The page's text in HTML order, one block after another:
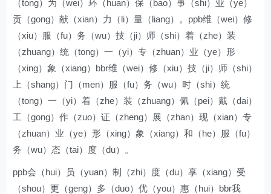
（tong）为（wei）环（huan）保（bao）事（shi）业（ye）
贡（gong）献（xian）力（li）量（liang）。ppb维（wei）修
（xiu）服（fu）务（wu）技（ji）师（shi）着（zhe）装
（zhuang）统（tong）一（yi）专（zhuan）业（ye）形
（xing）象（xiang）bbr维（wei）修（xiu）技（ji）师（shi）
上（shang）门（men）服（fu）务（wu）时（shi）统
（tong）一（yi）着（zhe）装（zhuang）佩（pei）戴（dai）
工（gong）作（zuo）证（zheng）展（zhan）现（xian）专
（zhuan）业（ye）形（xing）象（xiang）和（he）服（fu）
务（wu）态（tai）度（du）。
ppb会（hui）员（yuan）制（zhi）度（du）享（xiang）受
（shou）更（geng）多（duo）优（you）惠（hui）bbr我